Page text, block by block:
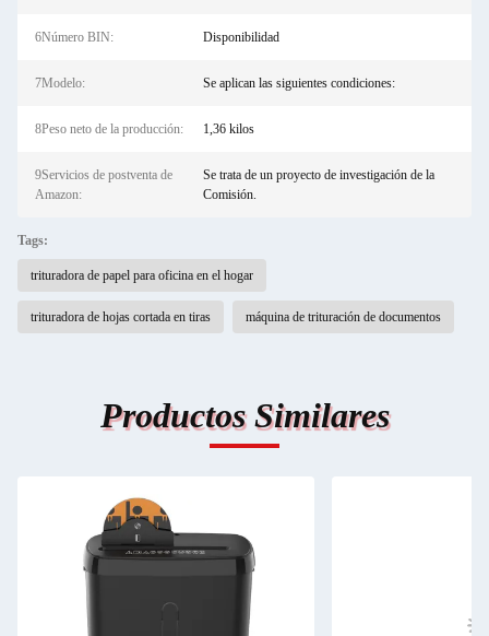
6Número BIN: Disponibilidad
7Modelo: Se aplican las siguientes condiciones:
8Peso neto de la producción: 1,36 kilos
9Servicios de postventa de
Amazon:
Se trata de un proyecto de investigación de la
Comisión.
Tags:
trituradora de papel para oficina en el hogar
trituradora de hojas cortada en tiras máquina de trituración de documentos
Productos Similares